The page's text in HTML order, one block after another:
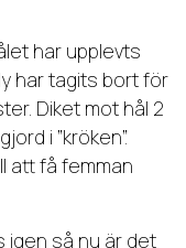
har upplevts
har tagits bort för
Diket mot hål 2
i ”kröken”.
att få femman
igen så nu är det